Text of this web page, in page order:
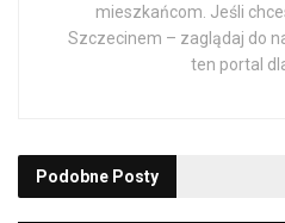
mieszkańcom. Jeśli
Szczecinem – zaglądaj do
ten portal
Podobne Posty